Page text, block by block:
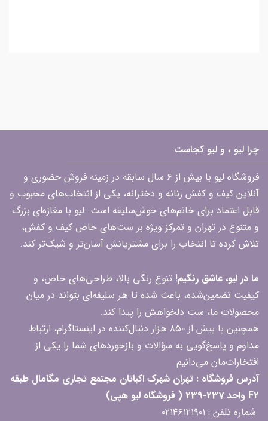
چرا لیو ، و لیو کجاست
فروشگاه لیو با بیش از ۶ سال سابقه در زمینه فروش حضوری و
آنلاین کیف و کفش زنانه و دخترانه، یکی از انتخاب‌های محبوب و
قابل اعتماد برای خانم‌های خوش‌سلیقه است. لیو با مغازه‌ای بزرگ
و متنوع در تهران و تمرکز ویژه بر ست‌های خاص کیف و کفش،
تلاش کرده تا انتخاب را برای مشتریانش آسان‌تر و شیک‌تر کند.
ما در لیو، عاشق رنگیم! تنوع رنگی بالا، طراحی‌های خاص، و
کیفیت تضمین‌شده، باعث شده تا هر سلیقه‌ای بتواند در میان
محصولات ما، ست دلخواهش را پیدا کند.
همچنین با بیش از ۸۵۰ هزار دنبال‌کننده در اینستاگرام، ارتباط
مداوم و پاسخ‌گویی به سؤالات و بازخوردهای شما را یکی از
افتخارات‌مان می‌دانیم
آدرس فروشگاه : تهران شهرک اکباتان مجتمع تجاری مگامال طبقه
F2 واحد 237-239 ( فروشگاه لیو هپی)
شماره تلفن : ۰۲۱۴۶۱۲۱۹۰۱